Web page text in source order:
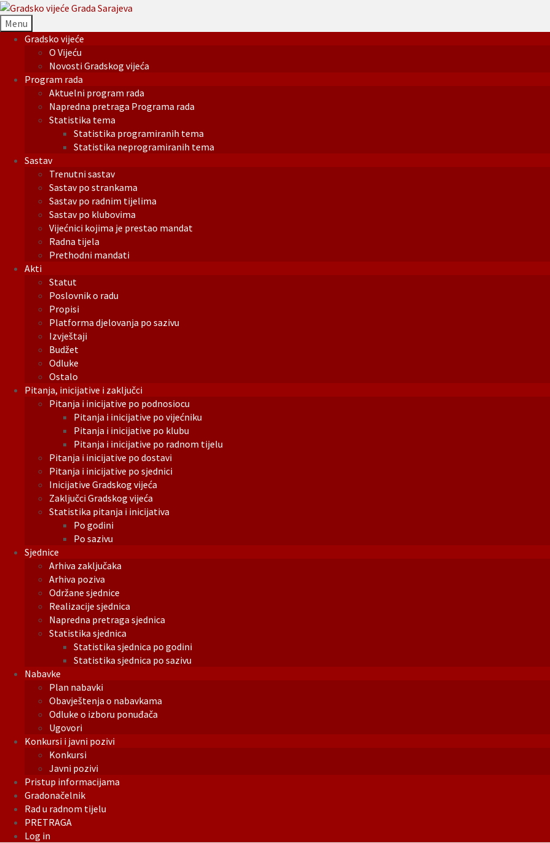
Menu
Gradsko vijeće
O Vijeću
Novosti Gradskog vijeća
Program rada
Aktuelni program rada
Napredna pretraga Programa rada
Statistika tema
Statistika programiranih tema
Statistika neprogramiranih tema
Sastav
Trenutni sastav
Sastav po strankama
Sastav po radnim tijelima
Sastav po klubovima
Vijećnici kojima je prestao mandat
Radna tijela
Prethodni mandati
Akti
Statut
Poslovnik o radu
Propisi
Platforma djelovanja po sazivu
Izvještaji
Budžet
Odluke
Ostalo
Pitanja, inicijative i zaključci
Pitanja i inicijative po podnosiocu
Pitanja i inicijative po vijećniku
Pitanja i inicijative po klubu
Pitanja i inicijative po radnom tijelu
Pitanja i inicijative po dostavi
Pitanja i inicijative po sjednici
Inicijative Gradskog vijeća
Zaključci Gradskog vijeća
Statistika pitanja i inicijativa
Po godini
Po sazivu
Sjednice
Arhiva zaključaka
Arhiva poziva
Održane sjednice
Realizacije sjednica
Napredna pretraga sjednica
Statistika sjednica
Statistika sjednica po godini
Statistika sjednica po sazivu
Nabavke
Plan nabavki
Obavještenja o nabavkama
Odluke o izboru ponuđača
Ugovori
Konkursi i javni pozivi
Konkursi
Javni pozivi
Pristup informacijama
Gradonačelnik
Rad u radnom tijelu
PRETRAGA
Log in